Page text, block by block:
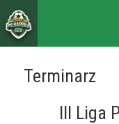
Terminarz
III Liga